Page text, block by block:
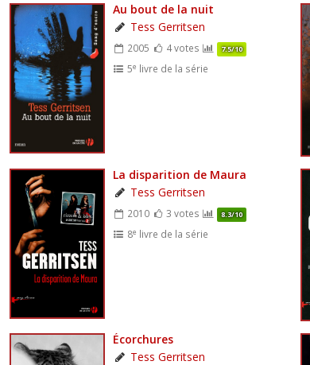
Au bout de la nuit
Tess Gerritsen
2005 4 votes 7.5/10
5e livre de la série
La disparition de Maura
Tess Gerritsen
2010 3 votes 8.3/10
8e livre de la série
Écorchures
Tess Gerritsen